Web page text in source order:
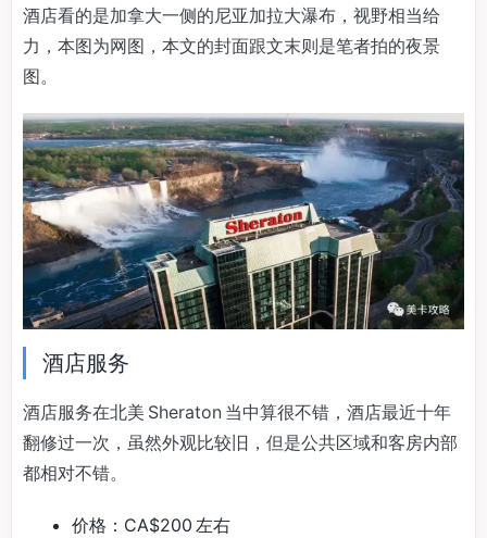
酒店看的是加拿大一侧的尼亚加拉大瀑布，视野相当给
力，本图为网图，本文的封面跟文末则是笔者拍的夜景
图。
酒店服务
酒店服务在北美 Sheraton 当中算很不错，酒店最近十年
翻修过一次，虽然外观比较旧，但是公共区域和客房内部
都相对不错。
价格：CA$200 左右